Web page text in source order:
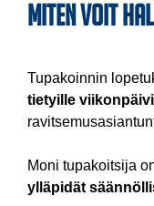
Miten voit
Tupakoinnin
tietyille
Moni tupakoitsija
ylläpidät